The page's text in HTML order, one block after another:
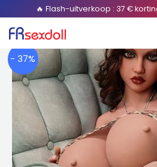
Doorgaan
artikel
🔥 Flash-uitverkoop : 37 €
- 37%